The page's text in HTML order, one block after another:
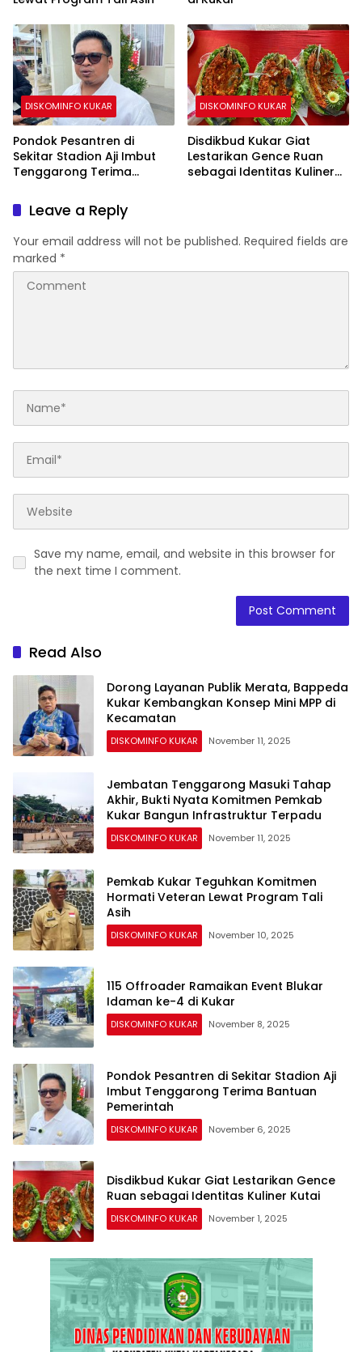
DISKOMINFO KUKAR
Pondok Pesantren di
Sekitar Stadion Aji Imbut
Tenggarong Terima
DISKOMINFO KUKAR
Disdikbud Kukar Giat
Lestarikan Gence Ruan
sebagai Identitas Kuliner
Leave a Reply
Your email address will not be published. Required fields are
marked *
Save my name, email, and website in this browser for
the next time I comment.
Read Also
Dorong Layanan Publik Merata, Bappeda
Kukar Kembangkan Konsep Mini MPP di
Kecamatan
DISKOMINFO KUKAR November 11, 2025
Jembatan Tenggarong Masuki Tahap
Akhir, Bukti Nyata Komitmen Pemkab
Kukar Bangun Infrastruktur Terpadu
DISKOMINFO KUKAR November 11, 2025
Pemkab Kukar Teguhkan Komitmen
Hormati Veteran Lewat Program Tali
Asih
DISKOMINFO KUKAR November 10, 2025
115 Offroader Ramaikan Event Blukar
Idaman ke-4 di Kukar
DISKOMINFO KUKAR November 8, 2025
Pondok Pesantren di Sekitar Stadion Aji
Imbut Tenggarong Terima Bantuan
Pemerintah
DISKOMINFO KUKAR November 6, 2025
Disdikbud Kukar Giat Lestarikan Gence
Ruan sebagai Identitas Kuliner Kutai
DISKOMINFO KUKAR November 1, 2025